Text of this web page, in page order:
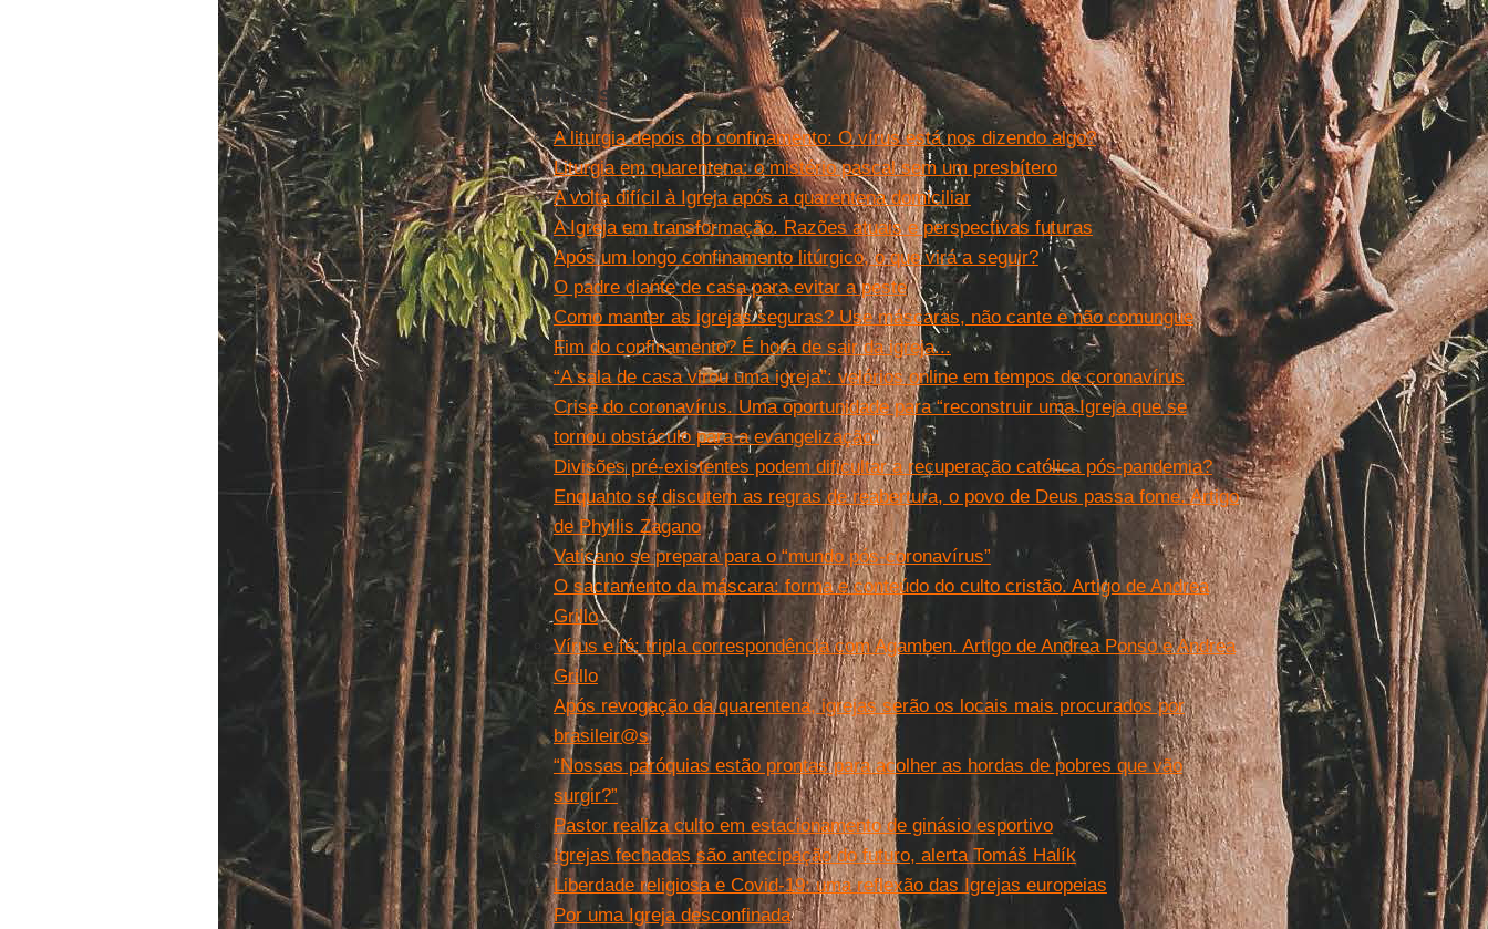
Leia mais
A liturgia depois do confinamento: O vírus está nos dizendo algo?
Liturgia em quarentena: o mistério pascal sem um presbítero
A volta difícil à Igreja após a quarentena domiciliar
A Igreja em transformação. Razões atuais e perspectivas futuras
Após um longo confinamento litúrgico, o que virá a seguir?
O padre diante de casa para evitar a peste
Como manter as igrejas seguras? Use máscaras, não cante e não comungue
Fim do confinamento? É hora de sair da igreja...
“A sala de casa virou uma igreja”: velórios online em tempos de coronavírus
Crise do coronavírus. Uma oportunidade para “reconstruir uma Igreja que se
tornou obstáculo para a evangelização”
Divisões pré-existentes podem dificultar a recuperação católica pós-pandemia?
Enquanto se discutem as regras de reabertura, o povo de Deus passa fome. Artigo
de Phyllis Zagano
Vaticano se prepara para o “mundo pós-coronavírus”
O sacramento da máscara: forma e conteúdo do culto cristão. Artigo de Andrea
Grillo
Vírus e fé: tripla correspondência com Agamben. Artigo de Andrea Ponso e Andrea
Grillo
Após revogação da quarentena, igrejas serão os locais mais procurados por
brasileir@s
“Nossas paróquias estão prontas para acolher as hordas de pobres que vão
surgir?”
Pastor realiza culto em estacionamento de ginásio esportivo
Igrejas fechadas são antecipação do futuro, alerta Tomáš Halík
Liberdade religiosa e Covid-19: uma reflexão das Igrejas europeias
Por uma Igreja desconfinada